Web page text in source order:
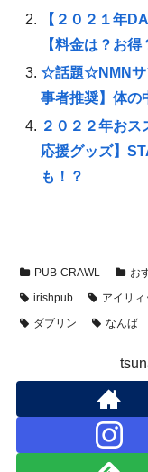
【２０２１年
【料金は？お得
☆話題☆NMNサ
事者推奨】体の
２０２２年お
応援グッズ】
も！？
PUB‐CRAWL お
irishpub
アイリ
ダブリン
なんば